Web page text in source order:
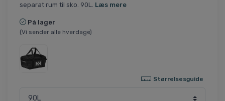
separat rum til sko. 90L. Læs mere
På lager
(Vi sender alle hverdage)
Størrelsesguide